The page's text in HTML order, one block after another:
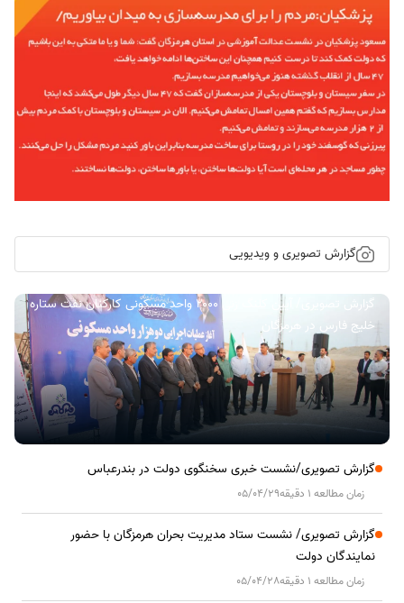
گزارش تصویری و ویدیویی
گزارش تصویری/ آیین کلنگ زنی ۲۰۰۰ واحد مسکونی کارکنان نفت ستاره
خلیج فارس در هرمزگان
گزارش تصویری/نشست خبری سخنگوی دولت در بندرعباس
زمان مطالعه 1 دقیقه 05/04/29
گزارش تصویری/ نشست ستاد مدیریت بحران هرمزگان با حضور
نمایندگان دولت
زمان مطالعه 1 دقیقه 05/04/28